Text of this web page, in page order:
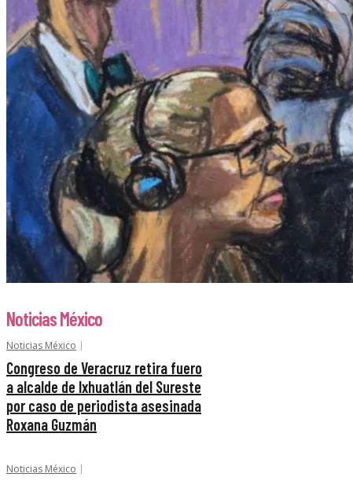
Noticias México
Noticias México
Congreso de Veracruz retira fuero
a alcalde de Ixhuatlán del Sureste
por caso de periodista asesinada
Roxana Guzmán
Noticias México